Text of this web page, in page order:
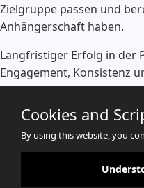
Zielgruppe passen und
Anhängerschaft haben.
Langfristiger Erfolg in der
Engagement, Konsistenz
weiterzuentwickeln.
PR-Strategien integrieren,
Glaubwürdigkeit Ihrer
Cookies and
By using this website, you